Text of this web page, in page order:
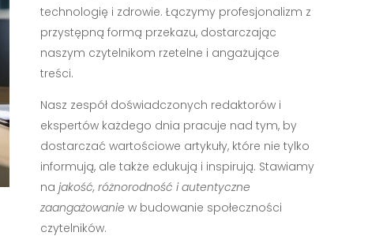
technologię i zdrowie. Łączymy profesjonalizm z
przystępną formą przekazu, dostarczając
naszym czytelnikom rzetelne i angażujące
treści.
Nasz zespół doświadczonych redaktorów i
ekspertów każdego dnia pracuje nad tym, by
dostarczać wartościowe artykuły, które nie tylko
informują, ale także edukują i inspirują. Stawiamy
na jakość, różnorodność i autentyczne
zaangażowanie w budowanie społeczności
czytelników.